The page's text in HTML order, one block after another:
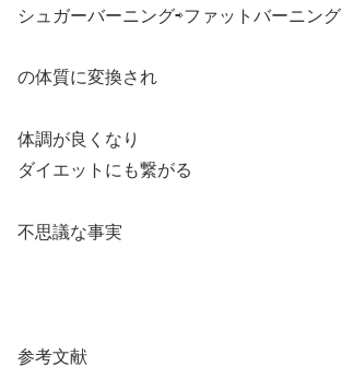
シュガーバーニング⇨ファットバーニング
の体質に変換され
体調が良くなり
ダイエットにも繋がる
不思議な事実
参考文献